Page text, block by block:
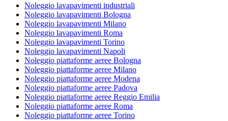
Noleggio lavapavimenti industriali
Noleggio lavapavimenti Bologna
Noleggio lavapavimenti Milano
Noleggio lavapavimenti Roma
Noleggio lavapavimenti Torino
Noleggio lavapavimenti Napoli
Noleggio piattaforme aeree Bologna
Noleggio piattaforme aeree Milano
Noleggio piattaforme aeree Modena
Noleggio piattaforme aeree Padova
Noleggio piattaforme aeree Reggio Emilia
Noleggio piattaforme aeree Roma
Noleggio piattaforme aeree Torino